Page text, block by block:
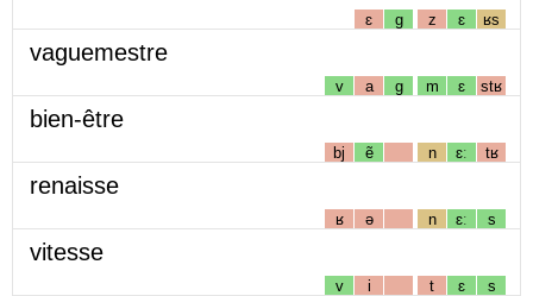
ɛ g z ɛ ʁs
vaguemestre
v a g m ɛ stʁ
bien-être
bj ẽ n ɛː tʁ
renaisse
ʁ ə n ɛː s
vitesse
v i t ɛ s